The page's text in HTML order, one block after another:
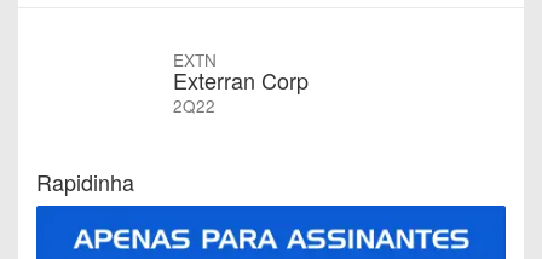
EXTN
Exterran Corp
2Q22
Rapidinha